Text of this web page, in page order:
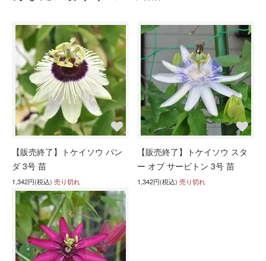
【販売終了】トケイソウ パン
ダ 3号 苗
1,342円(税込) 売り切れ
【販売終了】トケイソウ スタ
ー オブ サービトン 3号 苗
1,342円(税込) 売り切れ